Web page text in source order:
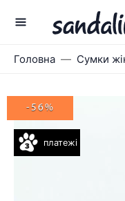
Головна Сумки
платежі
-56%